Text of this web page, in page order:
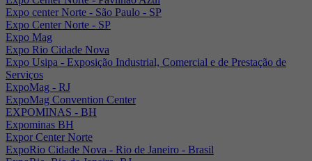
Expo center Norte - São Paulo - SP
Expo Center Norte - SP
Expo Mag
Expo Rio Cidade Nova
Expo Usipa - Exposição Industrial, Comercial e de Prestação de
Serviços
ExpoMag - RJ
ExpoMag Convention Center
EXPOMINAS - BH
Expominas BH
Expor Center Norte
ExpoRio Cidade Nova - Rio de Janeiro - Brasil